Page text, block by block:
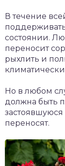
В течение
состоянии.
переносит
рыхлить и
Но в любом
должна быть
переносят.